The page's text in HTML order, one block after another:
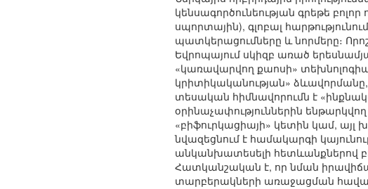
կենսագործունեության գրեթե
սպորտային), գլոբալ
պատկերացումները և նորմերը։
Եվրոպայում սկիզբ առած
«կառավարվող քաոսի»
կրիտիկականության» ձևավորմանը,
տեսական հիմնավորումն է
օրինաչափություններին
«բիֆուրկացիայի» կետին կամ, այլ
նվազեցնում է համակարգի
անկանխատեսելի հետևանքներով
Հատկանշական է, որ նման
տարբերակների առաջացման